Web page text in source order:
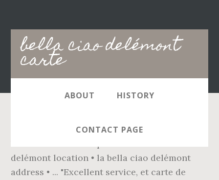
bella ciao delémont
carte
Main
navigation
ABOUT HISTORY
CONTACT PAGE
Carte des pâtes. la bella ciao delémont • la
delémont location • la bella ciao delémont
address • ... "Excellent service, et carte de